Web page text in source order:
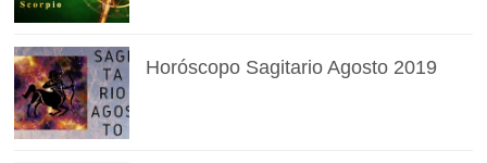
Horóscopo Sagitario Agosto 2019